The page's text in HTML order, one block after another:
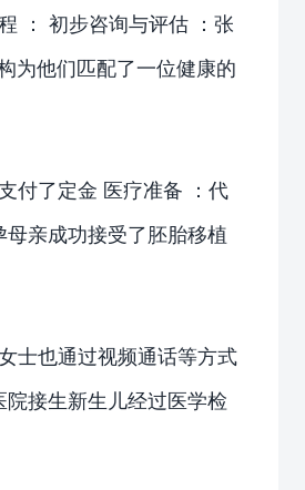
： 初步咨询与评估 ：张
为他们匹配了一位健康的
付了定金 医疗准备 ：代
亲成功接受了胚胎移植
士也通过视频通话等方式
接生新生儿经过医学检